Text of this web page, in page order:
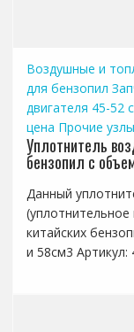
Воздушные и
для бензопил
двигателя 45-52
цена Прочие
Уплотнитель
бензопил с
Данный
китайских
и 58см3 Артикул: